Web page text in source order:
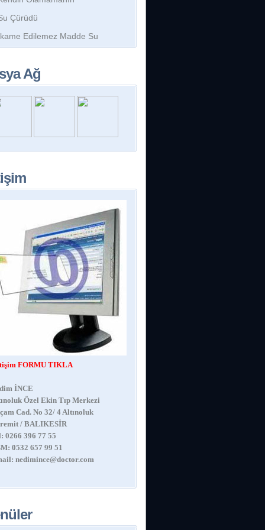
Çürüdü
Edilemez Madde Su
Ağ
FORMU TIKLA
İNCE
Özel Ekin Tıp Merkezi
Cad. No 32/ 4 Altınoluk
/ BALIKESİR
0266 396 77 55
0532 657 99 51
nedimince@doctor.com